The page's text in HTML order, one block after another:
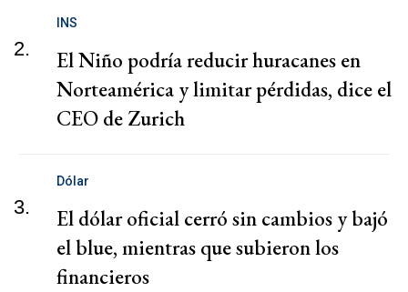
2.
INS
El Niño podría reducir huracanes en
Norteamérica y limitar pérdidas, dice el
CEO de Zurich
3.
Dólar
El dólar oficial cerró sin cambios y bajó
el blue, mientras que subieron los
financieros